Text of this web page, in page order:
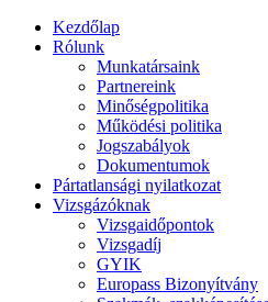
Kezdőlap
Rólunk
Munkatársaink
Partnereink
Minőségpolitika
Működési politika
Jogszabályok
Dokumentumok
Pártatlansági nyilatkozat
Vizsgázóknak
Vizsgaidőpontok
Vizsgadíj
GYIK
Europass Bizonyítvány